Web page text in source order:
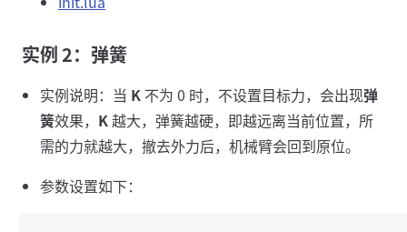
实例 2：弹簧
实例说明：当 K 不为 0 时，不设置目标力，会出现弹
簧效果， K越大，弹簧越硬，即越远离当前位置，所
需的力就越大，撤去外力后，机械臂会回到原位。
参数设置如下：